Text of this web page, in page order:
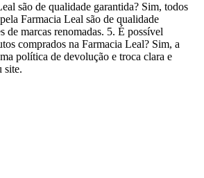
são de qualidade garantida? Sim, todos
Farmacia Leal são de qualidade
de marcas renomadas. 5. É possível
comprados na Farmacia Leal? Sim, a
política de devolução e troca clara e
site.